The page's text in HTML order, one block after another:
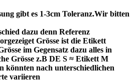
gibt es 1-3cm Toleranz.Wir bitten
dazu denn Referenz
Grösse ist die Etikett
im Gegensatz dazu alles in
Grösse z.B DE S ≈ Etikett M
könnten nach unterschiedlichen
variieren